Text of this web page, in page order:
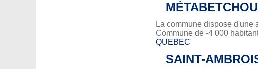
La commune dispose d'une
Commune de -4 000
QUEBEC
SAINT-